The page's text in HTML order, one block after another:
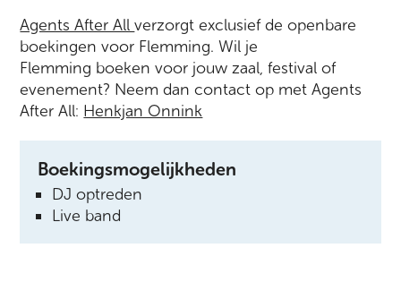
Agents After Allverzorgt exclusief de openbare
boekingen voor Flemming. Wil je
Flemming boeken voor jouw zaal, festival of
evenement? Neem dan contact op met Agents
After All: Henkjan Onnink
Boekingsmogelijkheden
DJ optreden
Live band